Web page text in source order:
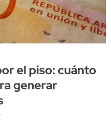
el piso: cuánto
generar